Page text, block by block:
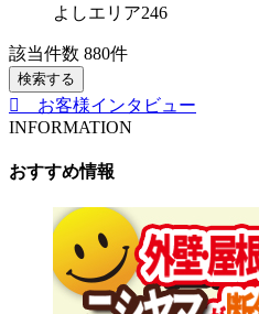
よしエリア246
該当件数 880件
検索する
お客様インタビュー
INFORMATION
おすすめ情報